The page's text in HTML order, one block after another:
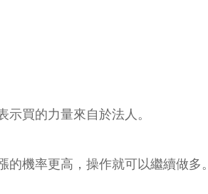
買的力量來自於法人。
機率更高，操作就可以繼續做多。